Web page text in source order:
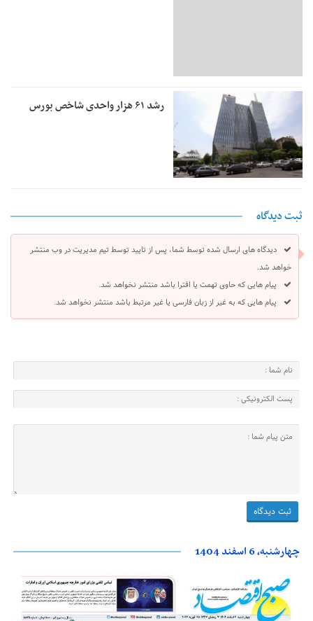
رشد ۶۱ هزار واحدی شاخص بورس
ثبت دیدگاه
دیدگاه های ارسال شده توسط شما، پس از تایید توسط تیم مدیریت در وب منتشر
خواهد شد.
پیام هایی که حاوی تهمت یا افترا باشد منتشر نخواهد شد.
پیام هایی که به غیر از زبان فارسی یا غیر مرتبط باشد منتشر نخواهد شد.
چهارشنبه، 6 اسفند 1404